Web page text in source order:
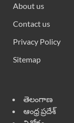
About us
Contact us
Privacy Policy
Sitemap
తెలంగాణ
ఆంధ్ర ప్రదేశ్